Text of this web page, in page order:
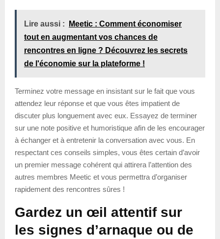
Lire aussi :
Meetic : Comment économiser
tout en augmentant vos chances de
rencontres en ligne ? Découvrez les secrets
de l'économie sur la plateforme !
Terminez votre message en insistant sur le fait que vous
attendez leur réponse et que vous êtes impatient de
discuter plus longuement avec eux. Essayez de terminer
sur une note positive et humoristique afin de les encourager
à échanger et à entretenir la conversation avec vous. En
respectant ces conseils simples, vous êtes certain d’avoir
un premier message cohérent qui attirera l’attention des
autres membres Meetic et vous permettra d’organiser
rapidement des rencontres sûres !
Gardez un œil attentif sur
les signes d’arnaque ou de